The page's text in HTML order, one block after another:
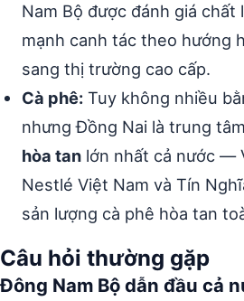
Nam Bộ được đánh giá chất
mạnh canh tác theo hướng
sang thị trường cao cấp.
Cà phê: Tuy không nhiều
nhưng Đồng Nai là trung tâm
hòa tan lớn nhất cả nước —
Nestlé Việt Nam và Tín
sản lượng cà phê hòa tan
Câu hỏi thường gặp
Đông Nam Bộ dẫn đầu cả